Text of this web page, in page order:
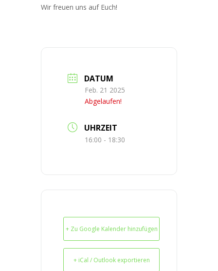
Wir freuen uns auf Euch!
DATUM
Feb. 21 2025
Abgelaufen!
UHRZEIT
16:00 - 18:30
+ Zu Google Kalender hinzufügen
+ iCal / Outlook exportieren